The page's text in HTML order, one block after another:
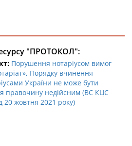
"ПРОТОКОЛ":
Порушення нотаріусом вимог
Порядку вчинення
України не може бути
правочину недійсним (ВС КЦС
20 жовтня 2021 року)